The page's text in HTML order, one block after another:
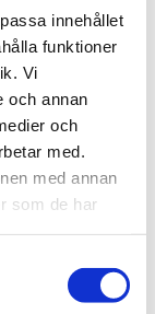
innehållet
funktioner
Vi
och annan
och
med.
med annan
som de har